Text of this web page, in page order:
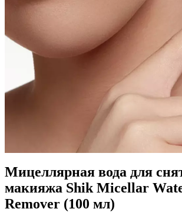
Мицеллярная вода для
макияжа Shik Micellar
Remover (100 мл)